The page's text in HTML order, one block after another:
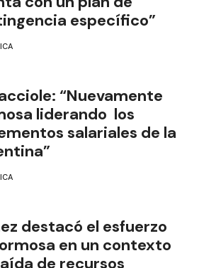
específico”
“Nuevamente
liderando los
salariales de la
destacó el esfuerzo
en un contexto
de recursos